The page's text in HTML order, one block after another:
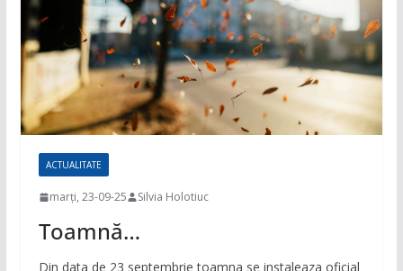
ACTUALITATE
marți, 23-09-25 Silvia Holotiuc
Toamnă…
Din data de 23 septembrie toamna se instaleaza oficial